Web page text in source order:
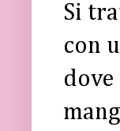
Si
con